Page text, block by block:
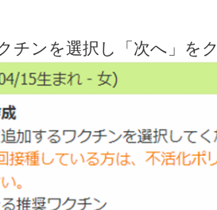
チンを選択し「次へ」を